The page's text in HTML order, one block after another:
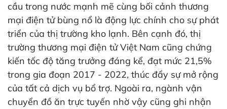
cầu trong nước mạnh mẽ cùng bối cảnh thương
mại điện tử bùng nổ là động lực chính cho sự phát
triển của thị trường kho lạnh. Bên cạnh đó, thị
trường thương mại điện tử Việt Nam cũng chứng
kiến tốc độ tăng trưởng đáng kể, đạt mức 21,5%
trong gia đoạn 2017 - 2022, thúc đẩy sự mở rộng
của tất cả dịch vụ bổ trợ. Ngoài ra, ngành vận
chuyển đồ ăn trực tuyến nhờ vậy cũng ghi nhận